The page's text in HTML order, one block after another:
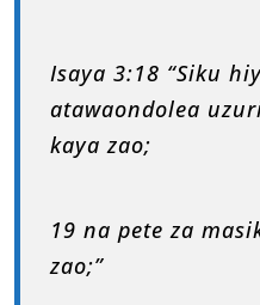
Isaya 3:18 “Siku
atawaondolea
kaya zao;
19 na pete za
zao;”